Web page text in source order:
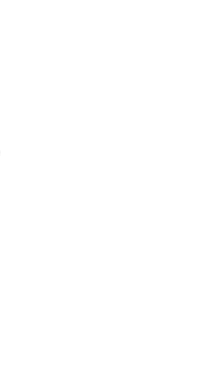
12"Gold
5x 12"Gold-
unter 3